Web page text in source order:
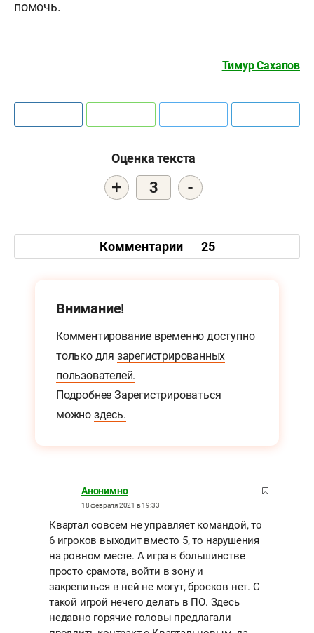
помочь.
Тимур Сахапов
Оценка текста
+ 3 -
Комментарии 25
Внимание!
Комментирование временно доступно
только для зарегистрированных
пользователей.
Подробнее Зарегистрироваться
можно здесь.
Анонимно
18 февраля 2021 в 19:33
Квартал совсем не управляет командой, то
6 игроков выходит вместо 5, то нарушения
на ровном месте. А игра в большинстве
просто срамота, войти в зону и
закрепиться в ней не могут, бросков нет. С
такой игрой нечего делать в ПО. Здесь
недавно горячие головы предлагали